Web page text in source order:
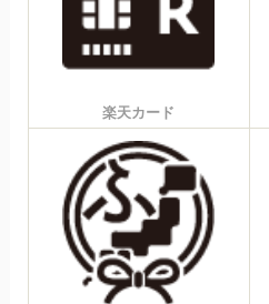
楽天カード